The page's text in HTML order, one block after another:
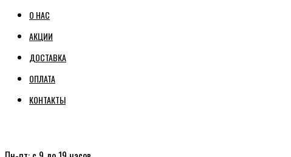
О НАС
АКЦИИ
ДОСТАВКА
ОПЛАТА
КОНТАКТЫ